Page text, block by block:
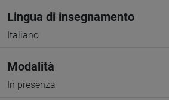
Lingua di insegnamento
Italiano
Modalità
In presenza